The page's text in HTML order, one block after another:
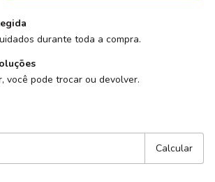
durante toda a compra.
você pode trocar ou devolver.
Calcular